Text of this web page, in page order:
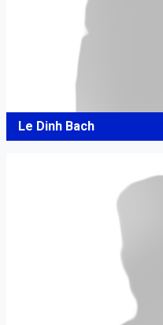
Le Dinh Bach